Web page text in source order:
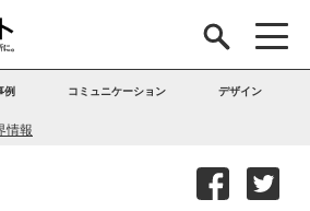
例 コミュニケーション デザイン
情報